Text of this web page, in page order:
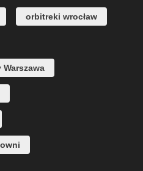
orbitreki wrocław